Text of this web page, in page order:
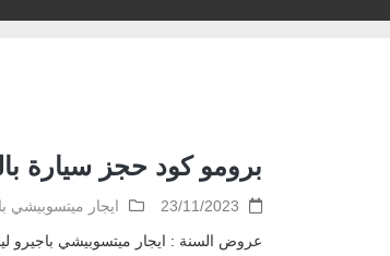
برومو كود حجز سيارة
23/11/2023 ايجار ميتسوبيشي